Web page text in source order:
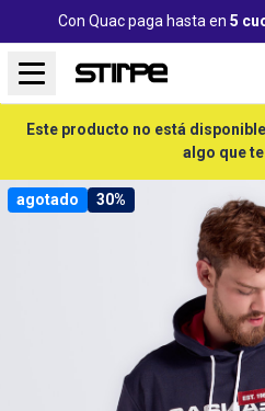
Con Quac paga hasta en 5
Este producto no está
algo que
agotado 30%